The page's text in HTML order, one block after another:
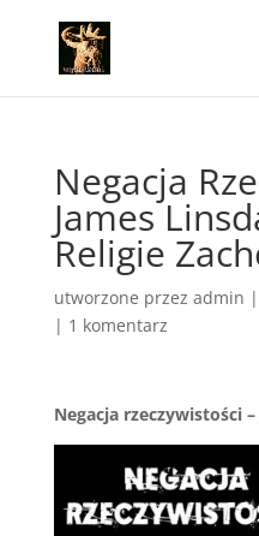
Negacja
James
Religie
utworzone przez admin |
| 1 komentarz
Negacja rzeczywistości